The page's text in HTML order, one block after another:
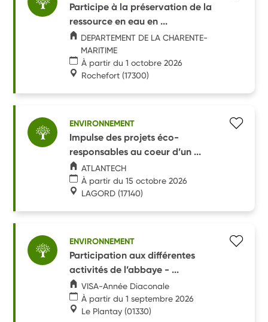
Participe à la préservation de la
ressource en eau en ...
DEPARTEMENT DE LA CHARENTE-
MARITIME
À partir du 1 octobre 2026
Rochefort (17300)
ENVIRONNEMENT
Impulse des projets éco-
responsables au coeur d’un ...
ATLANTECH
À partir du 15 octobre 2026
LAGORD (17140)
ENVIRONNEMENT
Participation aux différentes
activités de l’abbaye - ...
VISA-Année Diaconale
À partir du 1 septembre 2026
Le Plantay (01330)